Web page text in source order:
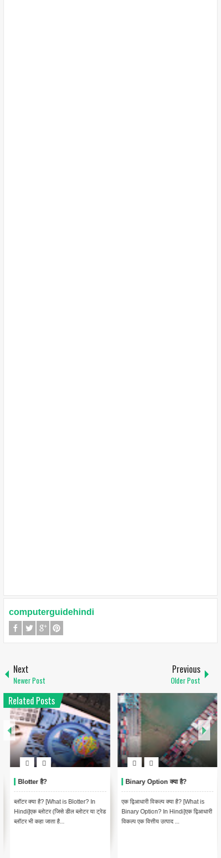
computerguidehindi
Next
Newer Post
Previous
Older Post
Related Posts
Binary Option क्या है?
एक द्विआधारी विकल्प क्या है? [What is
Binary Option? In Hindi]एक द्विआधारी
विकल्प एक वित्तीय उत्पाद ...
Bermuda Option क्या है?
Bermuda options forex traders द्वारा
उपयोग किए जाने वाले सबसे आम शब्दों में से
एक है, और यह समझने मे...